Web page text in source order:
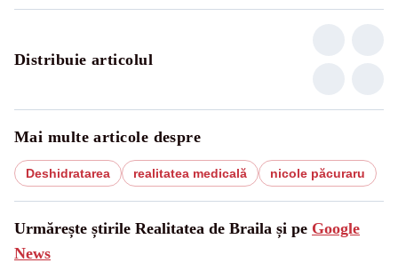
Distribuie articolul
Mai multe articole despre
Deshidratarea realitatea medicală nicole păcuraru
Urmărește știrile Realitatea de Braila și pe Google
News